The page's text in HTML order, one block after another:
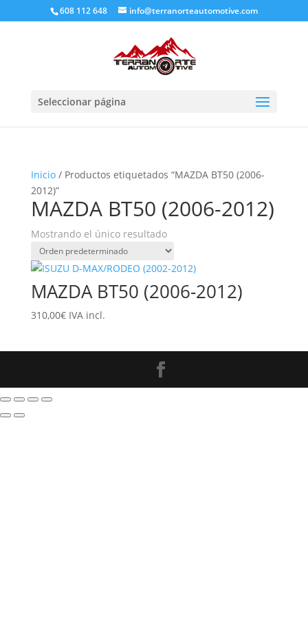
608 112 648 info@terranorteautomotive.com
Seleccionar página
Inicio/ Productos etiquetados “MAZDA BT50 (2006-
2012)”
MAZDA BT50 (2006-2012)
Mostrando el único resultado
MAZDA BT50 (2006-2012)
310,00€ IVA incl.